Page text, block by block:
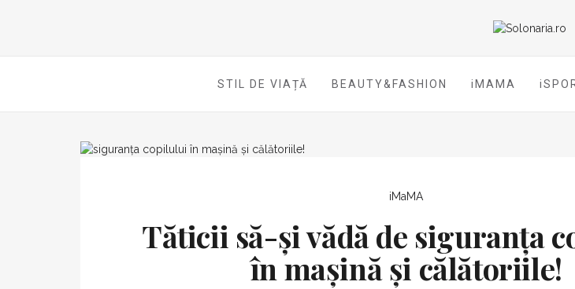
STIL DE VIAȚĂ BEAUTY&FASHION iMAMA
iMaMA
Tăticii să-și vădă de siguranța
în mașină și călătoriile!